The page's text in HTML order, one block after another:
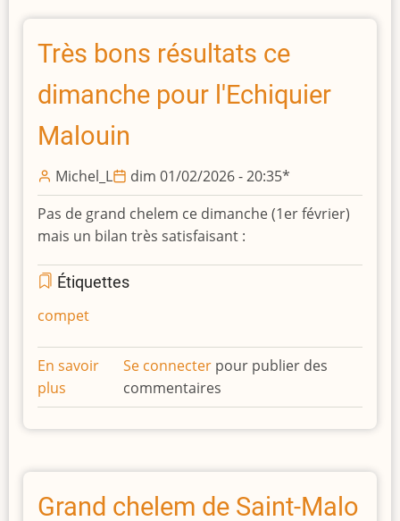
difficiles
Très bons résultats ce
dimanche pour l'Echiquier
Malouin
Michel_L dim 01/02/2026 - 20:35*
Pas de grand chelem ce dimanche (1er février)
mais un bilan très satisfaisant :
Étiquettes
compet
En savoir
plus
Très
bons
ce
dimanche
Se connecterpour publier des
commentaires
Grand chelem de Saint-Malo